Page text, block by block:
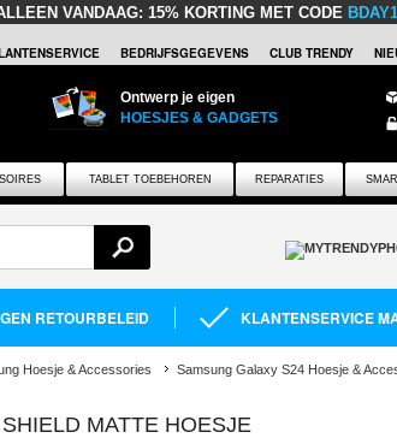
VANDAAG: 15% KORTING MET CODE
BEDRIJFSGEGEVENS CLUB TRENDY
Ontwerp je eigen
HOESJES & GADGETS
TABLET TOEBEHOREN REPARATIES
RETOURBELEID KLANTENSERVICE
Hoesje & Accessories Samsung Galaxy S24 Hoesje &
MATTE HOESJE